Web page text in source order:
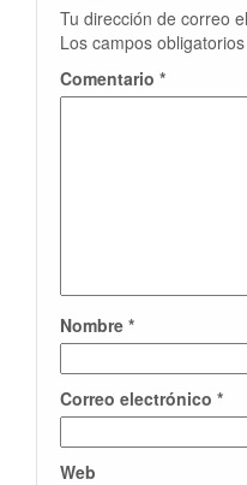
Tu dirección de correo
Los campos
Comentario *
Nombre *
Correo electrónico *
Web